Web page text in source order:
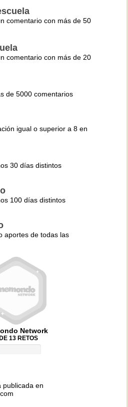
comentario con más de 50
comentario con más de 20
de 5000 comentarios
igual o superior a 8 en
30 días distintos
100 días distintos
aportes de todas las
Network
13 RETOS
publicada en